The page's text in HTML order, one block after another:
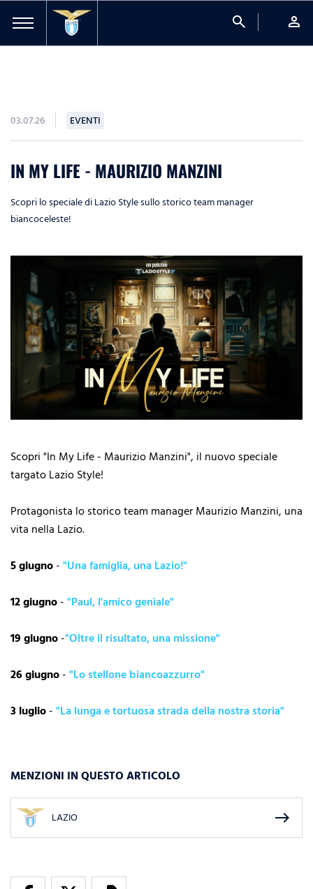
search person
03.07.26 EVENTI
IN MY LIFE - MAURIZIO MANZINI
Scopri lo speciale di Lazio Style sullo storico team manager
biancoceleste!
Scopri "In My Life - Maurizio Manzini", il nuovo speciale
targato Lazio Style!
Protagonista lo storico team manager Maurizio Manzini, una
vita nella Lazio.
5 giugno-"Una famiglia, una Lazio!"
12 giugno-"Paul, l'amico geniale"
19 giugno-"Oltre il risultato, una missione"
26 giugno-"Lo stellone biancoazzurro"
3 luglio-"La lunga e tortuosa strada della nostra storia"
MENZIONI IN QUESTO ARTICOLO
LAZIO east